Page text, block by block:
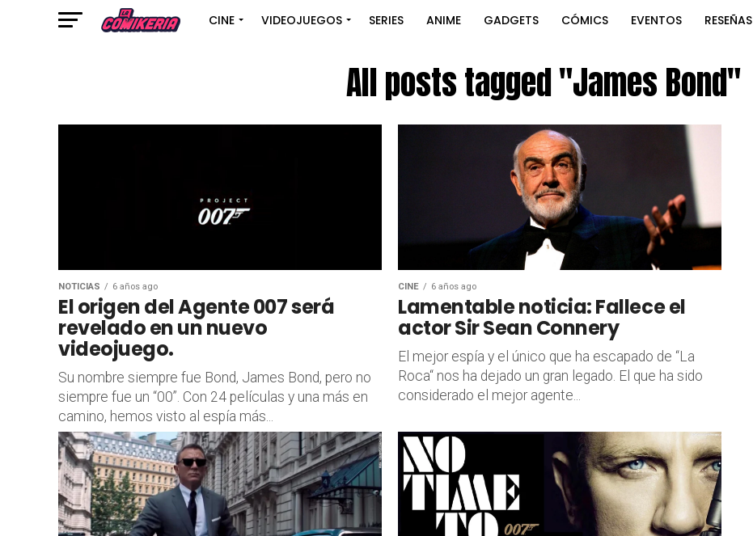
CINE VIDEOJUEGOS SERIES ANIME GADGETS CÓMICS EVENTOS RESEÑAS
All posts tagged "James Bond"
NOTICIAS 6 años ago
El origen del Agente 007 será
revelado en un nuevo
videojuego.
Su nombre siempre fue Bond, James Bond, pero no
siempre fue un “00”. Con 24 películas y una más en
camino, hemos visto al espía más...
CINE 6 años ago
Lamentable noticia: Fallece el
actor Sir Sean Connery
El mejor espía y el único que ha escapado de “La
Roca“ nos ha dejado un gran legado. El que ha sido
considerado el mejor agente...